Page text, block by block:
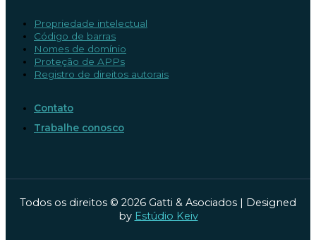
Propriedade intelectual
Código de barras
Nomes de domínio
Proteção de APPs
Registro de direitos autorais
Contato
Trabalhe conosco
Todos os direitos © 2026 Gatti & Asociados | Designed
by Estúdio Keiv